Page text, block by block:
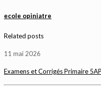
ecole opiniatre
Related posts
11 mai 2026
Examens et Corrigés Primaire